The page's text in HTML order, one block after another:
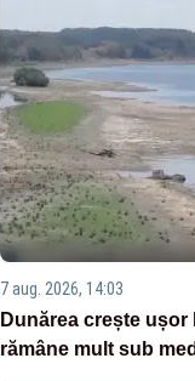
7 aug. 2026, 14:03
Dunărea crește ușor
rămâne mult sub